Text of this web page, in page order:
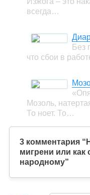
всегда…
Без
что сбои в
Мозоль,
То ноет. То…
3 комментария
мигрени или как
народному”